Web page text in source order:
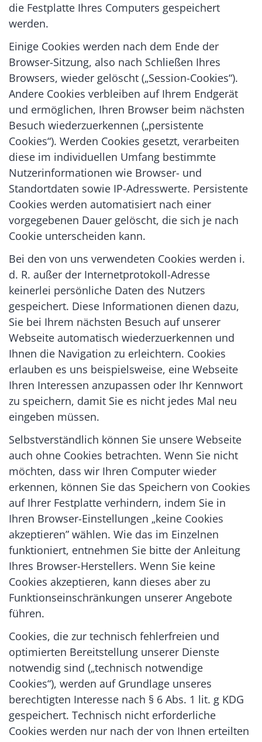
die Festplatte Ihres Computers gespeichert
werden.
Einige Cookies werden nach dem Ende der
Browser-Sitzung, also nach Schließen Ihres
Browsers, wieder gelöscht („Session-Cookies“).
Andere Cookies verbleiben auf Ihrem Endgerät
und ermöglichen, Ihren Browser beim nächsten
Besuch wiederzuerkennen („persistente
Cookies“). Werden Cookies gesetzt, verarbeiten
diese im individuellen Umfang bestimmte
Nutzerinformationen wie Browser- und
Standortdaten sowie IP-Adresswerte. Persistente
Cookies werden automatisiert nach einer
vorgegebenen Dauer gelöscht, die sich je nach
Cookie unterscheiden kann.
Bei den von uns verwendeten Cookies werden i.
d. R. außer der Internetprotokoll-Adresse
keinerlei persönliche Daten des Nutzers
gespeichert. Diese Informationen dienen dazu,
Sie bei Ihrem nächsten Besuch auf unserer
Webseite automatisch wiederzuerkennen und
Ihnen die Navigation zu erleichtern. Cookies
erlauben es uns beispielsweise, eine Webseite
Ihren Interessen anzupassen oder Ihr Kennwort
zu speichern, damit Sie es nicht jedes Mal neu
eingeben müssen.
Selbstverständlich können Sie unsere Webseite
auch ohne Cookies betrachten. Wenn Sie nicht
möchten, dass wir Ihren Computer wieder
erkennen, können Sie das Speichern von Cookies
auf Ihrer Festplatte verhindern, indem Sie in
Ihren Browser-Einstellungen „keine Cookies
akzeptieren” wählen. Wie das im Einzelnen
funktioniert, entnehmen Sie bitte der Anleitung
Ihres Browser-Herstellers. Wenn Sie keine
Cookies akzeptieren, kann dieses aber zu
Funktionseinschränkungen unserer Angebote
führen.
Cookies, die zur technisch fehlerfreien und
optimierten Bereitstellung unserer Dienste
notwendig sind („technisch notwendige
Cookies“), werden auf Grundlage unseres
berechtigten Interesse nach § 6 Abs. 1 lit. g KDG
gespeichert. Technisch nicht erforderliche
Cookies werden nur nach der von Ihnen erteilten